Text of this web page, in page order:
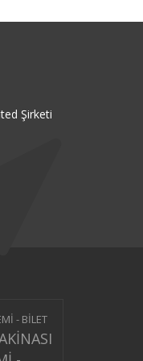
Şirketi
- BİLET